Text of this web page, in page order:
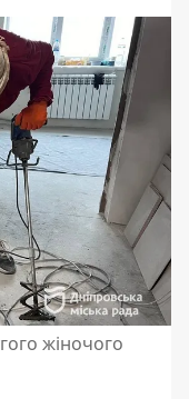
жіночого